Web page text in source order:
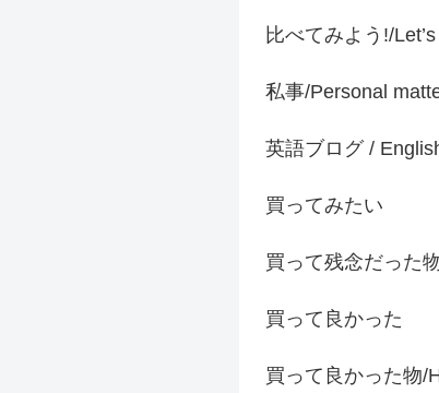
比べてみよう!/
私事/Personal
英語ブログ /
買ってみたい
買って残念だった
買って良かった
買って良かった物/